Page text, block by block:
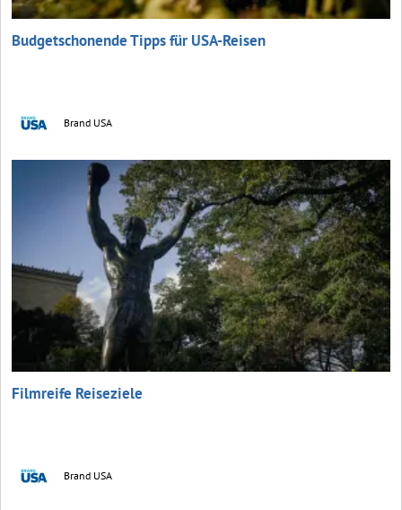
Budgetschonende Tipps für USA-Reisen
Brand USA
Filmreife Reiseziele
Brand USA